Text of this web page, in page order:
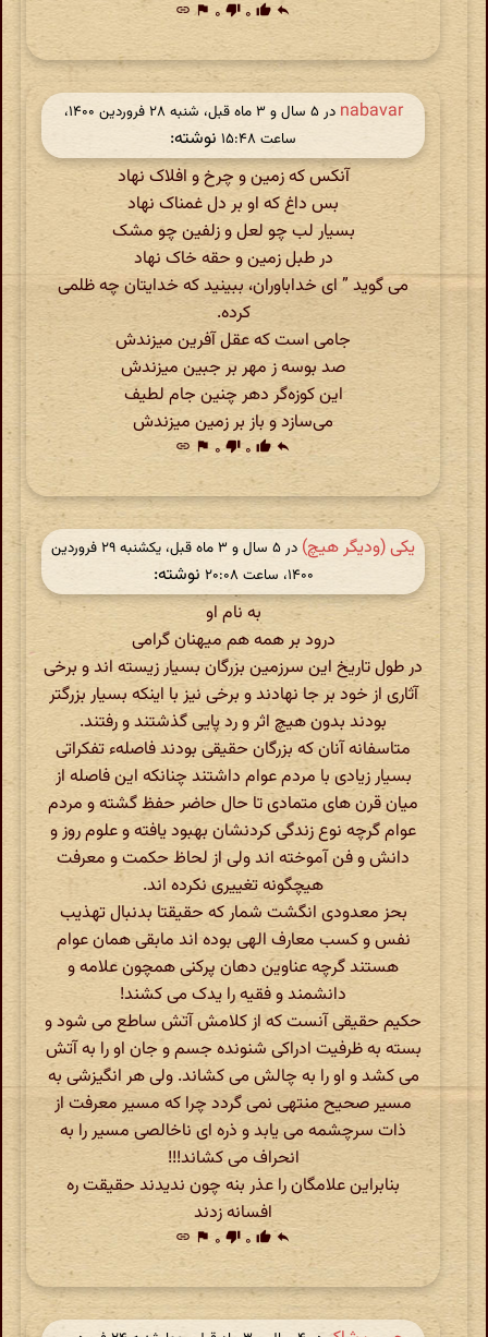
reply
thumb_up ۰ thumb_down ۰ flag
link
nabavar
در ‫۵ سال و ۳ ماه قبل، شنبه ۲۸ فروردین ۱۴۰۰،
ساعت ۱۵:۴۸
نوشته:
آنکس که زمین و چرخ و افلاک نهاد
بس داغ که او بر دل غمناک نهاد
بسیار لب چو لعل و زلفین چو مشک
در طبل زمین و حقه خاک نهاد
می گوید ” ای خداباوران، ببینید که خدایتان چه ظلمی
کرده.
جامی است که عقل آفرین میزندش
صد بوسه ز مهر بر جبین میزندش
این کوزه‌گر دهر چنین جام لطیف
می‌سازد و باز بر زمین میزندش
reply
thumb_up ۰ thumb_down ۰ flag
link
یکی (ودیگر هیچ)
در ‫۵ سال و ۳ ماه قبل، یکشنبه ۲۹ فروردین
۱۴۰۰، ساعت ۲۰:۰۸
نوشته:
به نام او
درود بر همه هم میهنان گرامی
در طول تاریخ این سرزمین بزرگان بسیار زیسته اند و برخی
آثاری از خود بر جا نهادند و برخی نیز با اینکه بسیار بزرگتر
بودند بدون هیچ اثر و رد پایی گذشتند و رفتند.
متاسفانه آنان که بزرگان حقیقی بودند فاصلهء تفکراتی
بسیار زیادی با مردم عوام داشتند چنانکه این فاصله از
میان قرن های متمادی تا حال حاضر حفظ گشته و مردم
عوام گرچه نوع زندگی کردنشان بهبود یافته و علوم روز و
دانش و فن آموخته اند ولی از لحاظ حکمت و معرفت
هیچگونه تغییری نکرده اند.
بحز معدودی انگشت شمار که حقیقتا بدنبال تهذیب
نفس و کسب معارف الهی بوده اند مابقی همان عوام
هستند گرچه عناوین دهان پرکنی همچون علامه و
دانشمند و فقیه را یدک می کشند!
حکیم حقیقی آنست که از کلامش آتش ساطع می شود و
بسته به ظرفیت ادراکی شنونده جسم و جان او را به آتش
می کشد و او را به چالش می کشاند. ولی هر انگیزشی به
مسیر صحیح منتهی نمی گردد چرا که مسیر معرفت از
ذات سرچشمه می یابد و ذره ای ناخالصی مسیر را به
انحراف می کشاند!!!
بنابراین علامگان را عذر بنه چون ندیدند حقیقت ره
افسانه زدند
reply
thumb_up ۰ thumb_down ۰ flag
link